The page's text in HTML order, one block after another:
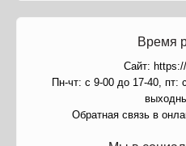
Время
Сайт:
Пн-чт: с 9-00 до 17-40, пт:
Обратная связь в